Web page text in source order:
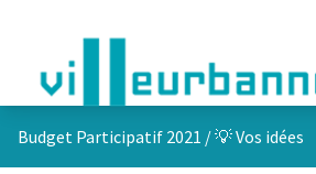
Budget Participatif 2021 /💡 Vos idées